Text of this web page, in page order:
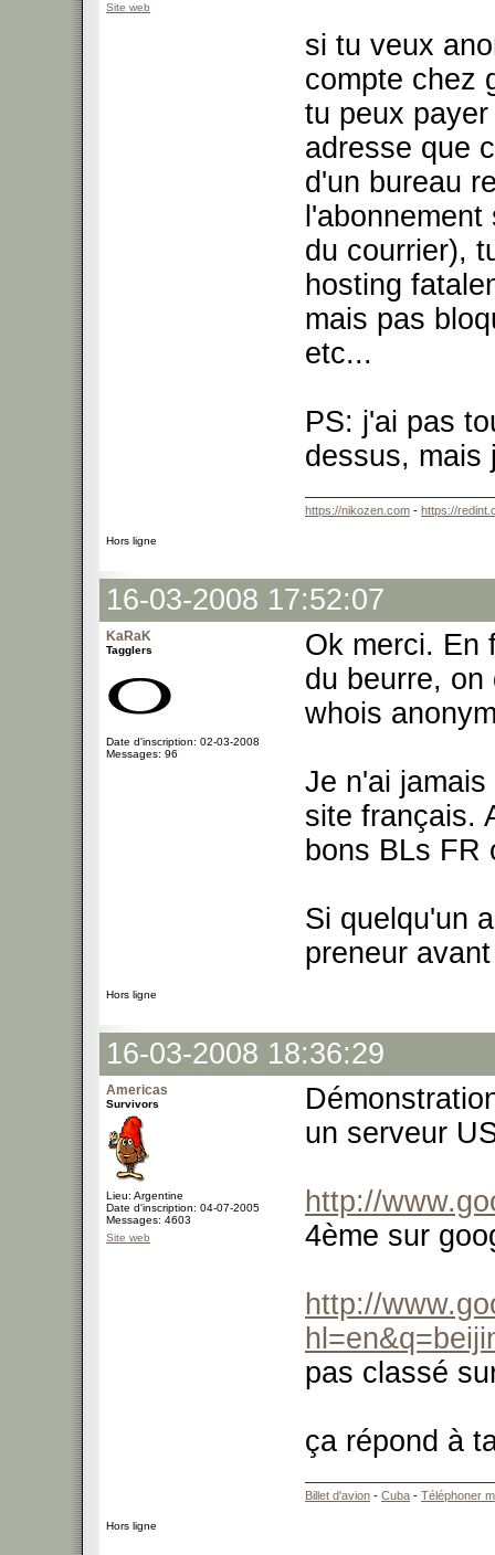
Site web
si tu veux
compte chez
tu peux
adresse que
d'un bureau
du courrier),
hosting
mais pas
etc...
PS: j'ai pas
dessus, mais
https://nikozen.com - https://
Hors ligne
16-03-2008 17:52:07
KaRaK
Tagglers
Date d'inscription: 02-03-2008
Messages: 96
Ok merci. En
du beurre,
whois
Je n'ai
site français.
bons BLs FR
Si quelqu'un
preneur
Hors ligne
16-03-2008 18:36:29
Americas
Survivors
Lieu: Argentine
Date d'inscription: 04-07-2005
Messages: 4603
Site web
un serveur
http://
4ème sur
http://
pas classé
ça répond à
Billet d'avion - Cuba - Téléphoner
Hors ligne